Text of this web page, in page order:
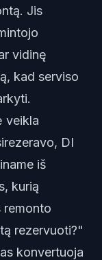
Jis
vidinę
kad serviso
veikla
DI
iš
kurią
remonto
rezervuoti?"
konvertuoja